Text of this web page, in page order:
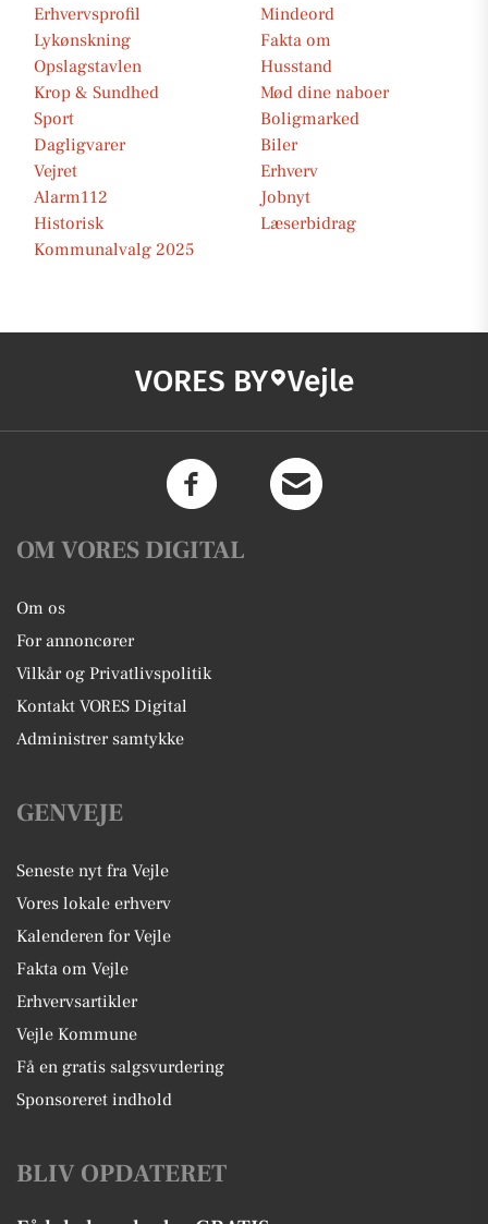
Erhvervsprofil
Mindeord
Lykønskning
Fakta om
Opslagstavlen
Husstand
Krop & Sundhed
Mød dine naboer
Sport
Boligmarked
Dagligvarer
Biler
Vejret
Erhverv
Alarm112
Jobnyt
Historisk
Læserbidrag
Kommunalvalg 2025
VORES BY Vejle
OM VORES DIGITAL
Om os
For annoncører
Vilkår og Privatlivspolitik
Kontakt VORES Digital
Administrer samtykke
GENVEJE
Seneste nyt fra Vejle
Vores lokale erhverv
Kalenderen for Vejle
Fakta om Vejle
Erhvervsartikler
Vejle Kommune
Få en gratis salgsvurdering
Sponsoreret indhold
BLIV OPDATERET